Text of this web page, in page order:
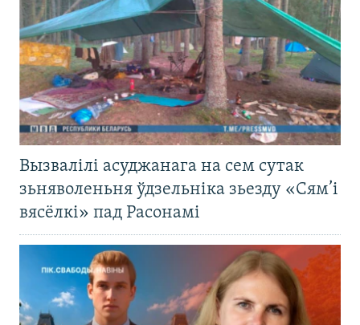
Вызвалілі асуджанага на сем сутак
зьняволеньня ўдзельніка зьезду «Сям’і
вясёлкі» пад Расонамі